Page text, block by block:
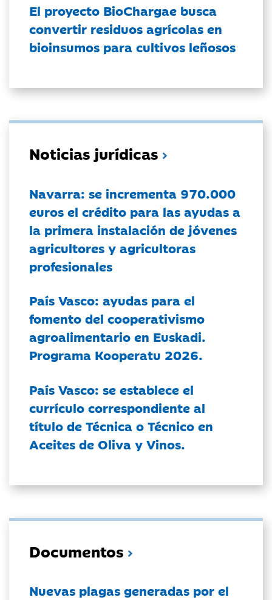
El proyecto BioChargae busca
convertir residuos agrícolas en
bioinsumos para cultivos leñosos
Noticias jurídicas
Navarra: se incrementa 970.000
euros el crédito para las ayudas a
la primera instalación de jóvenes
agricultores y agricultoras
profesionales
País Vasco: ayudas para el
fomento del cooperativismo
agroalimentario en Euskadi.
Programa Kooperatu 2026.
País Vasco: se establece el
currículo correspondiente al
título de Técnica o Técnico en
Aceites de Oliva y Vinos.
Documentos
Nuevas plagas generadas por el